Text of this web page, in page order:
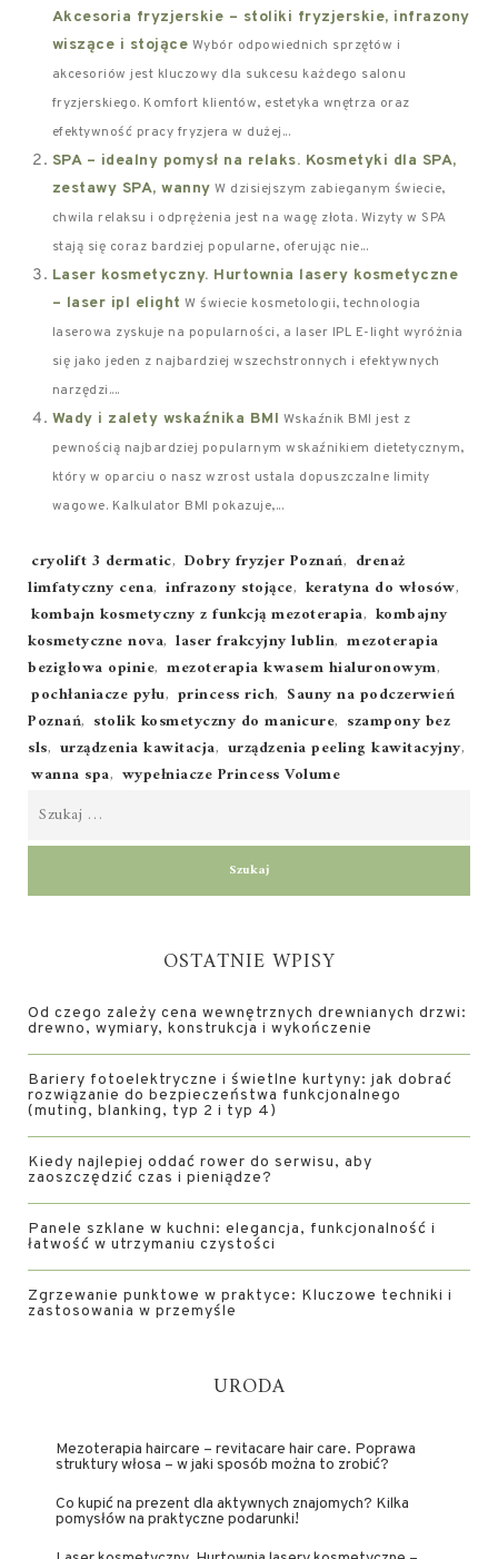
Akcesoria fryzjerskie – stoliki fryzjerskie, infrazony
wiszące i stojące Wybór odpowiednich sprzętów i
akcesoriów jest kluczowy dla sukcesu każdego salonu
fryzjerskiego. Komfort klientów, estetyka wnętrza oraz
efektywność pracy fryzjera w dużej...
SPA – idealny pomysł na relaks. Kosmetyki dla SPA,
zestawy SPA, wanny W dzisiejszym zabieganym świecie,
chwila relaksu i odprężenia jest na wagę złota. Wizyty w SPA
stają się coraz bardziej popularne, oferując nie...
Laser kosmetyczny. Hurtownia lasery kosmetyczne
– laser ipl elight W świecie kosmetologii, technologia
laserowa zyskuje na popularności, a laser IPL E-light wyróżnia
się jako jeden z najbardziej wszechstronnych i efektywnych
narzędzi....
Wady i zalety wskaźnika BMI Wskaźnik BMI jest z
pewnością najbardziej popularnym wskaźnikiem dietetycznym,
który w oparciu o nasz wzrost ustala dopuszczalne limity
wagowe. Kalkulator BMI pokazuje,...
Tags:
cryolift 3 dermatic, Dobry fryzjer Poznań, drenaż
limfatyczny cena, infrazony stojące, keratyna do włosów,
kombajn kosmetyczny z funkcją mezoterapia, kombajny
kosmetyczne nova, laser frakcyjny lublin, mezoterapia
bezigłowa opinie, mezoterapia kwasem hialuronowym,
pochłaniacze pyłu, princess rich, Sauny na podczerwień
Poznań, stolik kosmetyczny do manicure, szampony bez
sls, urządzenia kawitacja, urządzenia peeling kawitacyjny,
wanna spa, wypełniacze Princess Volume
OSTATNIE WPISY
Od czego zależy cena wewnętrznych drewnianych drzwi:
drewno, wymiary, konstrukcja i wykończenie
Bariery fotoelektryczne i świetlne kurtyny: jak dobrać
rozwiązanie do bezpieczeństwa funkcjonalnego
(muting, blanking, typ 2 i typ 4)
Kiedy najlepiej oddać rower do serwisu, aby
zaoszczędzić czas i pieniądze?
Panele szklane w kuchni: elegancja, funkcjonalność i
łatwość w utrzymaniu czystości
Zgrzewanie punktowe w praktyce: Kluczowe techniki i
zastosowania w przemyśle
URODA
Mezoterapia haircare – revitacare hair care. Poprawa
struktury włosa – w jaki sposób można to zrobić?
Co kupić na prezent dla aktywnych znajomych? Kilka
pomysłów na praktyczne podarunki!